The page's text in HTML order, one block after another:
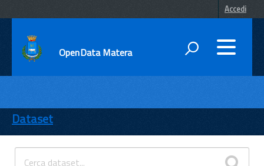
Accedi
OpenData Matera
ENTI
TEMI
INFORMAZIONI
Dataset